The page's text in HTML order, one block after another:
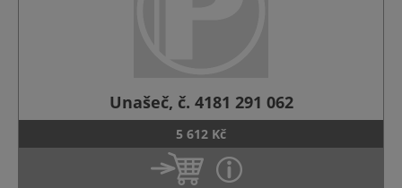
Unašeč, č. 4181 291 062
5 612 Kč